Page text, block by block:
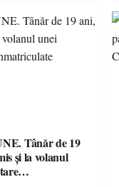
Tânăr de 19
și la volanul